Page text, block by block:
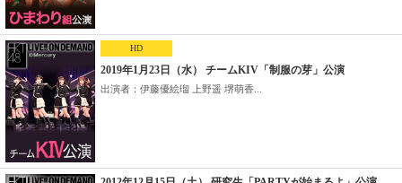
HD
2019年1月23日（水） チームKIV「制服の芽」公演
出演者：伊藤優絵瑠 上野遥 堺萌香...